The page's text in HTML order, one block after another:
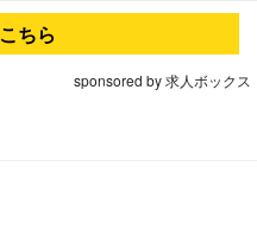
ちら
sponsored by 求人ボックス